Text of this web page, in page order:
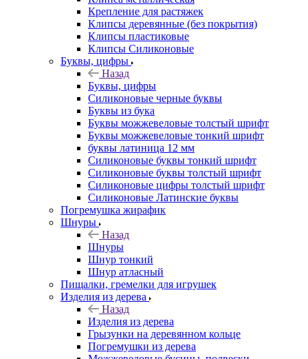
Крепление для растяжек
Клипсы деревянные (без покрытия)
Клипсы пластиковые
Клипсы Силиконовые
Буквы, цифры
Назад
Буквы, цифры
Силиконовые черные буквы
Буквы из бука
Буквы можжевеловые толстый шрифт
Буквы можжевеловые тонкий шрифт
буквы латиница 12 мм
Силиконовые буквы тонкий шрифт
Силиконовые буквы толстый шрифт
Силиконовые цифры толстый шрифт
Силиконовые Латинские буквы
Погремушка жирафик
Шнуры
Назад
Шнуры
Шнур тонкий
Шнур атласный
Пищалки, гремелки для игрушек
Изделия из дерева
Назад
Изделия из дерева
Грызунки на деревянном кольце
Погремушки из дерева